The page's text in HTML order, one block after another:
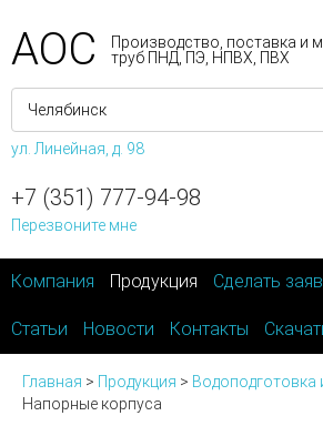
АОС
Производство, поставка и
труб ПНД, ПЭ, НПВХ, ПВХ
ул. Линейная, д. 98
+7 (351) 777-94-98
Перезвоните мне
Компания Продукция Сделать
Статьи Новости Контакты
Главная > Продукция > Водоподготовка
Напорные корпуса